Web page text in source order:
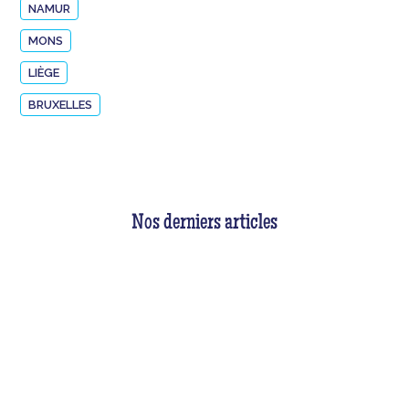
NAMUR
MONS
LIÈGE
BRUXELLES
Nos derniers articles